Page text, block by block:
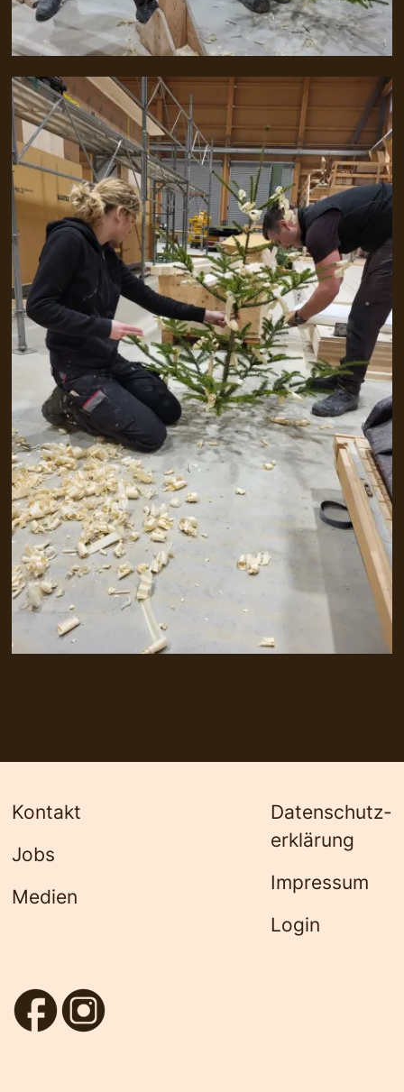
Kontakt
Jobs
Medien
Datenschutz­
erklärung
Impressum
Login